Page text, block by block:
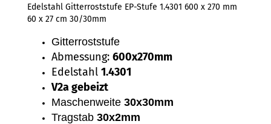
Edelstahl Gitterroststufe EP-Stufe 1.4301 600 x 270 mm
60 x 27 cm 30/30mm
Gitterroststufe
Abmessung: 600x270mm
Edelstahl 1.4301
V2a gebeizt
Maschenweite 30x30mm
Tragstab 30x2mm